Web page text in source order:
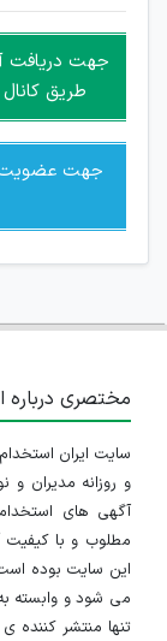
غیر مجاز می
امکان
جمعی و چه
جهت دریافت
طریق کانال
جهت عضویت
مختصری درباره
و روزانه مدیران
آگهی های
مطلوب و با
این سایت بوده
می شود و وابسته
تنها منتشر کننده